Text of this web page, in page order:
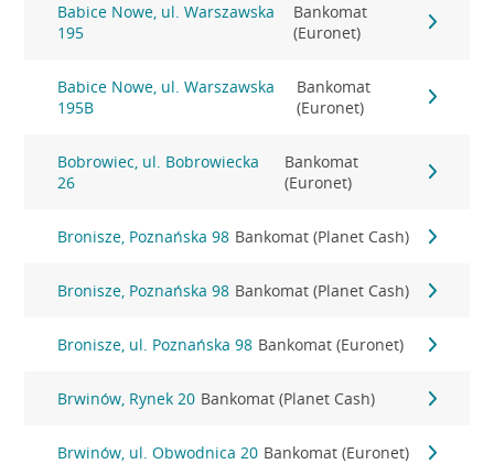
Babice Nowe, ul. Warszawska
195
Bankomat
(Euronet)
Babice Nowe, ul. Warszawska
195B
Bankomat
(Euronet)
Bobrowiec, ul. Bobrowiecka
26
Bankomat
(Euronet)
Bronisze, Poznańska 98 Bankomat (Planet Cash)
Bronisze, Poznańska 98 Bankomat (Planet Cash)
Bronisze, ul. Poznańska 98 Bankomat (Euronet)
Brwinów, Rynek 20 Bankomat (Planet Cash)
Brwinów, ul. Obwodnica 20 Bankomat (Euronet)